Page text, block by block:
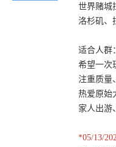
世界赌城
洛杉矶、
适合人群：
希望一次
注重质量
热爱原始
家人出游
*05/13/